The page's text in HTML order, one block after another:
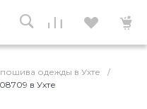
одежды в Ухте
/
в Ухте